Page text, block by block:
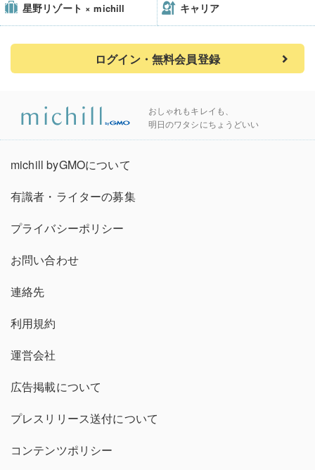
星野リゾート × michill キャリア
ログイン・無料会員登録
おしゃれもキレイも、
明日のワタシにちょうどいい
michill byGMOについて
有識者・ライターの募集
プライバシーポリシー
お問い合わせ
連絡先
利用規約
運営会社
広告掲載について
プレスリリース送付について
コンテンツポリシー